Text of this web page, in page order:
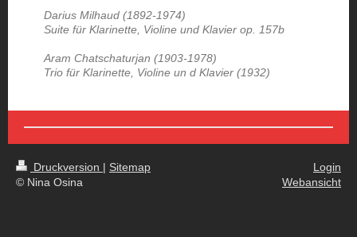
Darius Milhaud (1892-1974)
Suite für Klarinette, Violine und Klavier op. 157b
Aram Chatschaturjan (1903-1978)
Trio für Klarinette, Violine un d Klavier (1932)
Druckversion | Sitemap
© Nina Osina
Login
Webansicht